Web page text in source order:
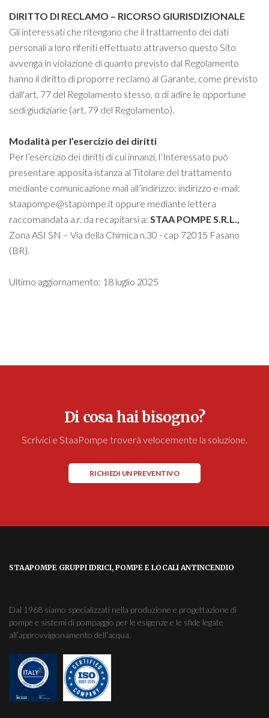
DIRITTO DI RECLAMO – RICORSO GIURISDIZIONALE
Gli interessati che ritengano che il trattamento dei dati
personali a loro riferiti effettuato attraverso questo Sito
avvenga in violazione di quanto previsto dal Regolamento
hanno il diritto di proporre reclamo al Garante, come previsto
dall'art. 77 del Regolamento stesso, o di adire le opportune
sedi giudiziarie (art. 79 del Regolamento).
Modalità per l’esercizio dei diritti
Per l’esercizio dei diritti di cui innanzi, l’Interessato può
presentare apposita istanza al Titolare del trattamento
mediante comunicazione mail all’indirizzo: indirizzo e-mail:
staapompe@stapompe.it oppure mediante lettera
raccomandata a.r. da recapitarsi a: STAA POMPE S.R.L.,
Zona ASI SN – Via della Chimica n.30 - cap 72015 Fasano
(BR).
Ultimo aggiornamento: 18 luglio 2025
Di cosa hai bisogno?
Scrivici e StaaPompe troverà velocemente la soluzione.
RICHIEDI UN PREVENTIVO
STAAPOMPE GRUPPI IDRICI, POMPE E LOCALI ANTINCENDIO
Dal 1968 siamo specializzati nella produzione e progettazione di
pompe e sistemi di pompaggio per le esigenze e le sfide legate
all’approvvigionamento dell'acqua.